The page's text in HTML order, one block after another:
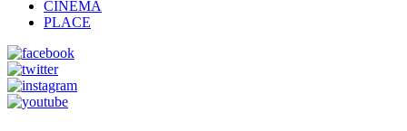
CINEMA
PLACE